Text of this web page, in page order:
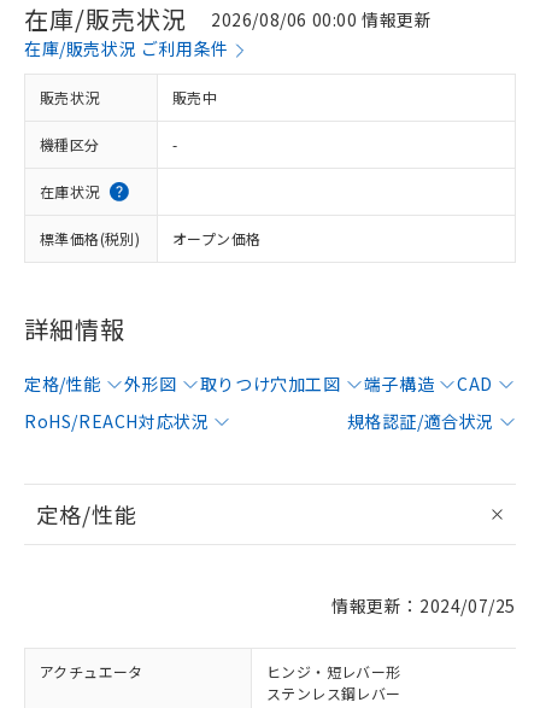
在庫/販売状況
2026/08/06 00:00 情報更新
在庫/販売状況 ご利用条件
販売状況 販売中
機種区分 -
在庫状況
標準価格(税別) オープン価格
詳細情報
定格/性能 外形図 取りつけ穴加工図 端子構造
CAD
RoHS/REACH対応状況
規格認証/適合状況
定格/性能
情報更新：2024/07/25
アクチュエータ
ヒンジ・短レバー形
ステンレス鋼レバー